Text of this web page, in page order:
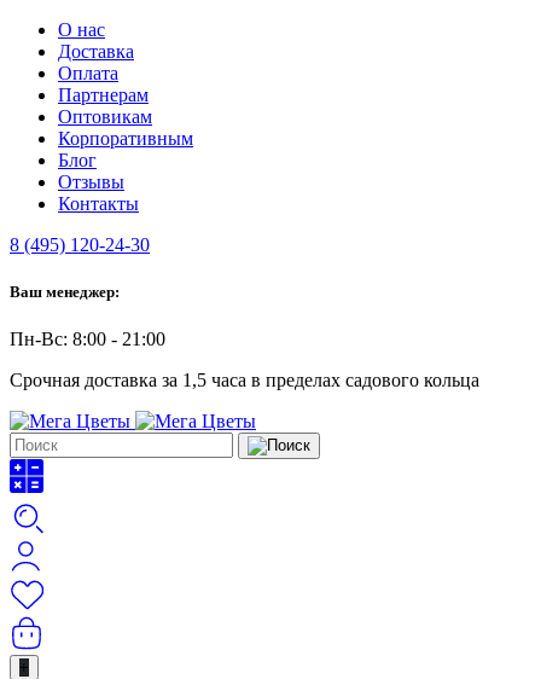
О нас
Доставка
Оплата
Партнерам
Оптовикам
Корпоративным
Блог
Отзывы
Контакты
8 (495) 120-24-30
Ваш менеджер:
Пн-Вс: 8:00 - 21:00
Срочная доставка за 1,5 часа в пределах садового кольца
+